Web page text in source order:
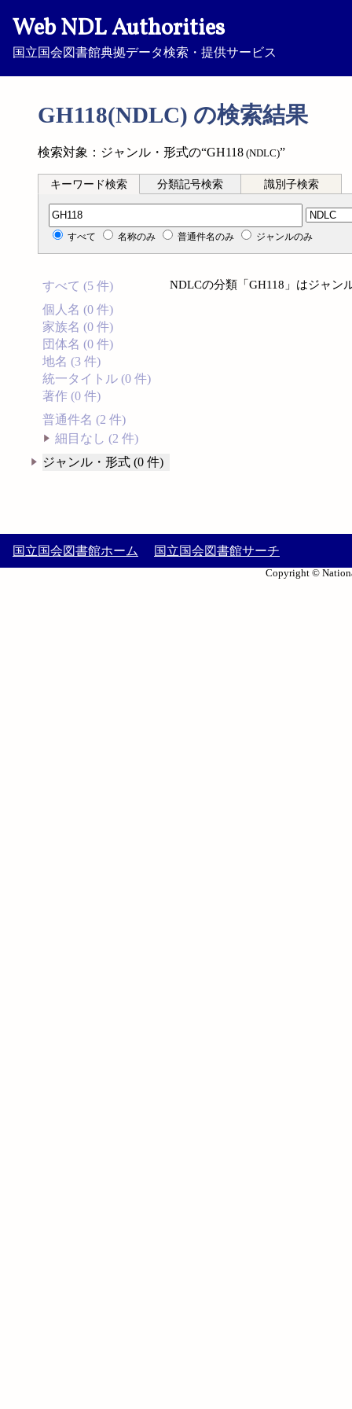
Web NDL Authorities
国立国会図書館典拠データ検索・提供サービス
GH118(NDLC) の検索結果
検索対象：ジャンル・形式の“GH118 (NDLC)”
キーワード検索 分類記号検索 識別子検索
分類記号検索
すべて 名称のみ 普通件名のみ ジャンルのみ
すべて (5 件)
個人名 (0 件)
家族名 (0 件)
団体名 (0 件)
地名 (3 件)
統一タイトル (0 件)
著作 (0 件)
普通件名 (2 件)
細目なし (2 件)
ジャンル・形式 (0 件)
NDLCの分類「GH118」はジャン
国立国会図書館ホーム 国立国会図書館サーチ
Copyright ©